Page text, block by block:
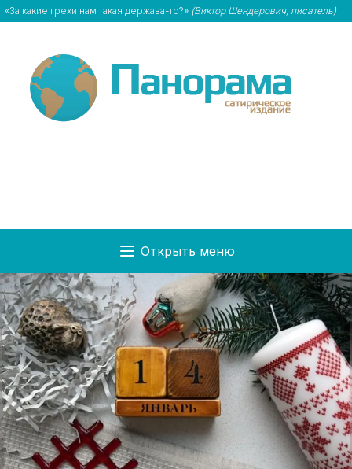
«За какие грехи нам такая держава-то?» (Виктор Шендерович, писатель)
Открыть меню